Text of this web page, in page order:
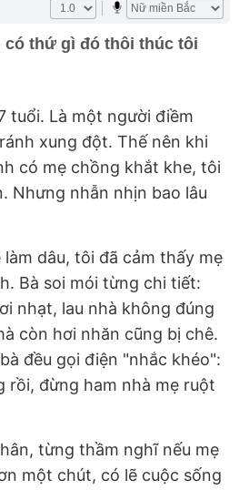
thứ gì đó thôi thúc tôi
tuổi. Là một người điềm
xung đột. Thế nên khi
có mẹ chồng khắt khe, tôi
Nhưng nhẫn nhịn bao lâu
dâu, tôi đã cảm thấy mẹ
Bà soi mói từng chi tiết:
nhạt, lau nhà không đúng
còn hơi nhăn cũng bị chê.
đều gọi điện "nhắc khéo":
rồi, đừng ham nhà mẹ ruột
từng thầm nghĩ nếu mẹ
một chút, có lẽ cuộc sống